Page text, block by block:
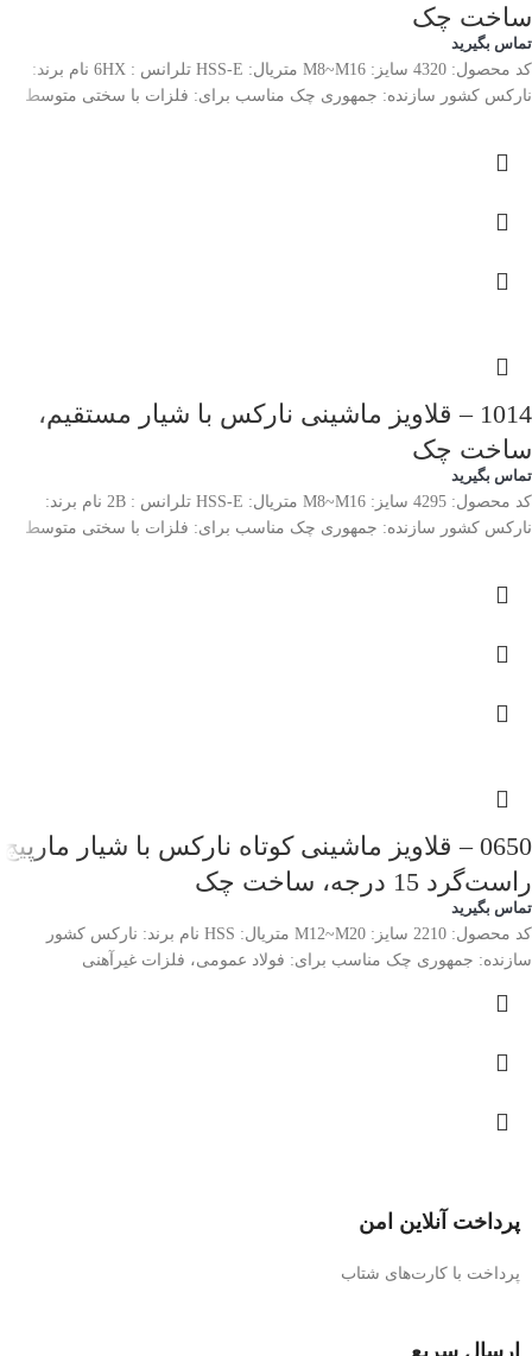
ساخت چک
تماس بگیرید
کد محصول: 4320 سایز: M8~M16 متریال: HSS-E تلرانس : 6HX نام برند:
نارکس کشور سازنده: جمهوری چک مناسب برای: فلزات با سختی متوسط
1014 – قلاویز ماشینی نارکس با شیار مستقیم،
ساخت چک
تماس بگیرید
کد محصول: 4295 سایز: M8~M16 متریال: HSS-E تلرانس : 2B نام برند:
نارکس کشور سازنده: جمهوری چک مناسب برای: فلزات با سختی متوسط
0650 – قلاویز ماشینی کوتاه نارکس با شیار مارپیچ
راست‌گرد 15 درجه، ساخت چک
تماس بگیرید
کد محصول: 2210 سایز: M12~M20 متریال: HSS نام برند: نارکس کشور
سازنده: جمهوری چک مناسب برای: فولاد عمومی، فلزات غیرآهنی
پرداخت آنلاین امن
پرداخت با کارت‌های شتاب
ارسال سریع